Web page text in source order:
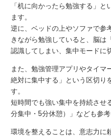
「机に向かったら勉強する」
ます。
逆に、ベッドの上やソファで参
きながら勉強していると、脳は
認識してしまい、集中モードに
また、勉強管理アプリやタイ
絶対に集中する」という区切り
す。
短時間でも強い集中を持続させ
分集中・5分休憩）」なども参
環境を整えることは、意志力に